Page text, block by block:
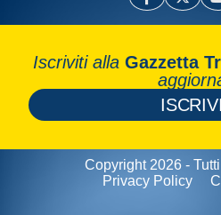
Iscriviti alla Gazzetta
Copyright 2026 -
Privacy Policy